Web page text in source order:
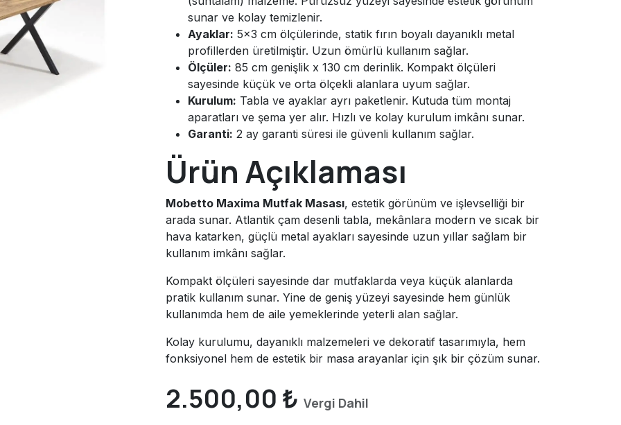
sunar ve kolay temizlenir.
Ayaklar: 5x3 cm ölçülerinde, statik fırın boyalı dayanıklı metal
profillerden üretilmiştir. Uzun ömürlü kullanım sağlar.
Ölçüler: 85 cm genişlik x 130 cm derinlik. Kompakt ölçüleri
sayesinde küçük ve orta ölçekli alanlara uyum sağlar.
Kurulum: Tabla ve ayaklar ayrı paketlenir. Kutuda tüm montaj
aparatları ve şema yer alır. Hızlı ve kolay kurulum imkânı sunar.
Garanti: 2 ay garanti süresi ile güvenli kullanım sağlar.
Ürün Açıklaması
Mobetto Maxima Mutfak Masası, estetik görünüm ve işlevselliği bir
arada sunar. Atlantik çam desenli tabla, mekânlara modern ve sıcak bir
hava katarken, güçlü metal ayakları sayesinde uzun yıllar sağlam bir
kullanım imkânı sağlar.
Kompakt ölçüleri sayesinde dar mutfaklarda veya küçük alanlarda
pratik kullanım sunar. Yine de geniş yüzeyi sayesinde hem günlük
kullanımda hem de aile yemeklerinde yeterli alan sağlar.
Kolay kurulumu, dayanıklı malzemeleri ve dekoratif tasarımıyla, hem
fonksiyonel hem de estetik bir masa arayanlar için şık bir çözüm sunar.
2.500,00 ₺ Vergi Dahil